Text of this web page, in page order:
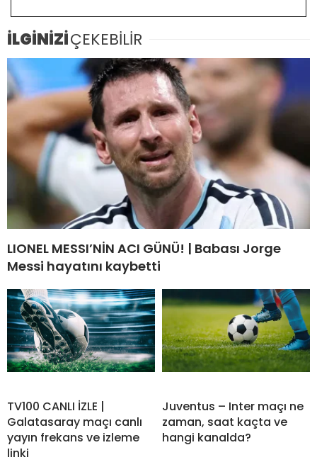
İLGİNİZİÇEKEBİLİR
LIONEL MESSI’NİN ACI GÜNÜ! | Babası Jorge
Messi hayatını kaybetti
TV100 CANLI İZLE |
Galatasaray maçı canlı
yayın frekans ve izleme
linki
Juventus – Inter maçı ne
zaman, saat kaçta ve
hangi kanalda?